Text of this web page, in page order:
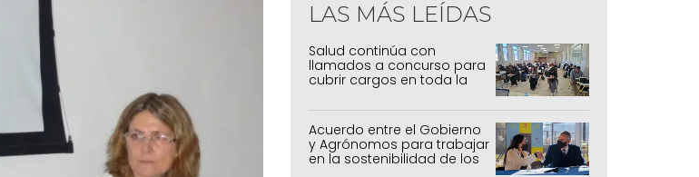
LAS MÁS LEÍDAS
Salud continúa con
llamados a concurso para
cubrir cargos en toda la
Acuerdo entre el Gobierno
y Agrónomos para trabajar
en la sostenibilidad de los